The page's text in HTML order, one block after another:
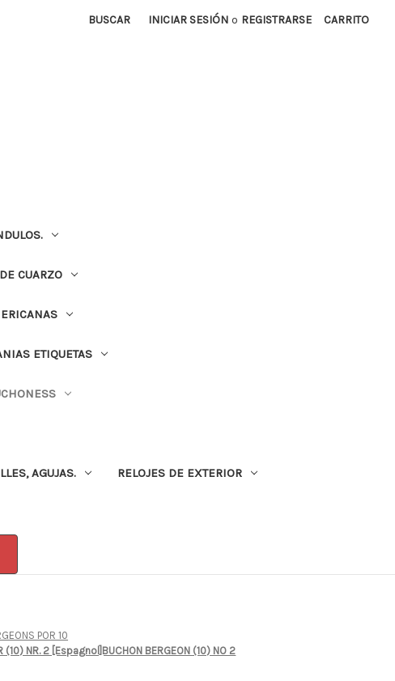
BUSCAR INICIAR SESIÓN o REGISTRARSE CARRITO
CUARZO
ETIQUETAS
AGUJAS. RELOJES DE EXTERIOR
POR 10
(10) NR. 2 [Espagnol]BUCHON BERGEON (10) NO 2